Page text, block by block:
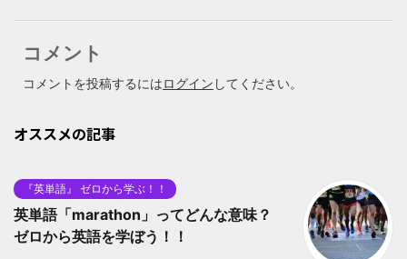
コメント
コメントを投稿するにはログイン してください。
オススメの記事
『英単語』 ゼロから学ぶ！！
英単語「marathon」ってどんな意味？
ゼロから英語を学ぼう！！